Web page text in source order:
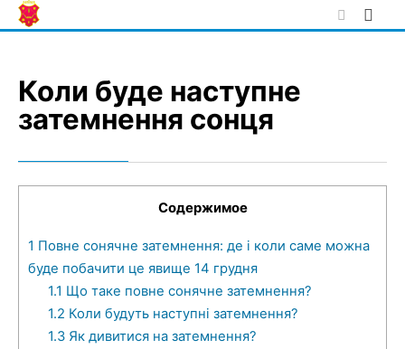
Skip
to
Коли буде наступне
затемнення сонця
Содержимое
1 Повне сонячне затемнення: де і коли саме можна
буде побачити це явище 14 грудня
1.1 Що таке повне сонячне затемнення?
1.2 Коли будуть наступні затемнення?
1.3 Як дивитися на затемнення?